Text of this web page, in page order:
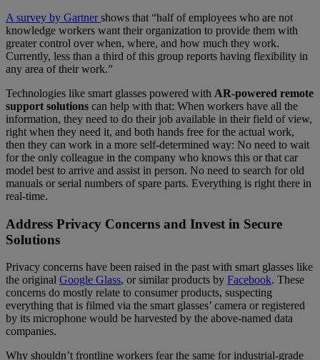
A survey by Gartnershows that “half of employees who are not
knowledge workers want their organization to provide them with
greater control over when, where, and how much they work.
Currently, less than a third of this group reports having flexibility in
any area of their work.”
Technologies like smart glasses powered with AR-powered remote
support solutions can help with that: When workers have all the
information, they need to do their job available in their field of view,
right when they need it, and both hands free for the actual work,
then they can work in a more self-determined way: No need to wait
for the only colleague in the company who knows this or that car
model best to arrive and assist in person. No need to search for old
manuals or serial numbers of spare parts. Everything is right there in
real-time.
Address Privacy Concerns and Invest in Secure
Solutions
Privacy concerns have been raised in the past with smart glasses like
the original Google Glass, or similar products by Facebook. These
concerns do mostly relate to consumer products, suspecting
everything that is filmed via the smart glasses’ camera or registered
by its microphone would be harvested by the above-named data
companies.
Why shouldn’t frontline workers fear the same for industrial-grade